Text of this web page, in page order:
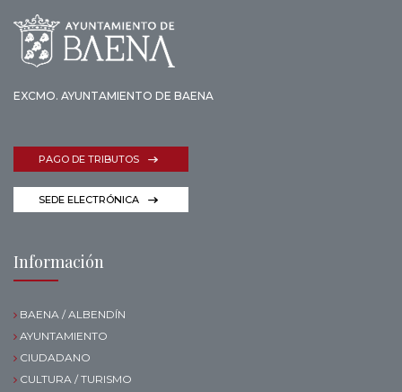
EXCMO. AYUNTAMIENTO DE BAENA
PAGO DE TRIBUTOS
SEDE ELECTRÓNICA
Información
BAENA / ALBENDÍN
AYUNTAMIENTO
CIUDADANO
CULTURA / TURISMO